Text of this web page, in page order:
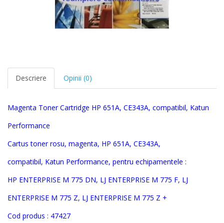
Descriere Opinii (0)
Magenta Toner Cartridge HP 651A, CE343A, compatibil, Katun
Performance
Cartus tonerrosu, magenta, HP 651A, CE343A,
compatibil, Katun Performance, pentru echipamentele :
HP ENTERPRISE M 775 DN, LJ ENTERPRISE M 775 F, LJ
ENTERPRISE M 775 Z, LJ ENTERPRISE M 775 Z +
Cod produs : 47427